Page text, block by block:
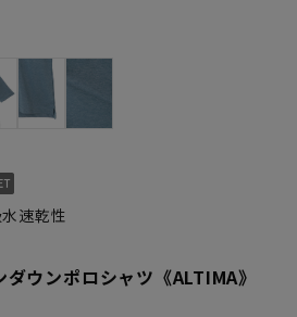
速乾性
ウンポロシャツ《ALTIMA》